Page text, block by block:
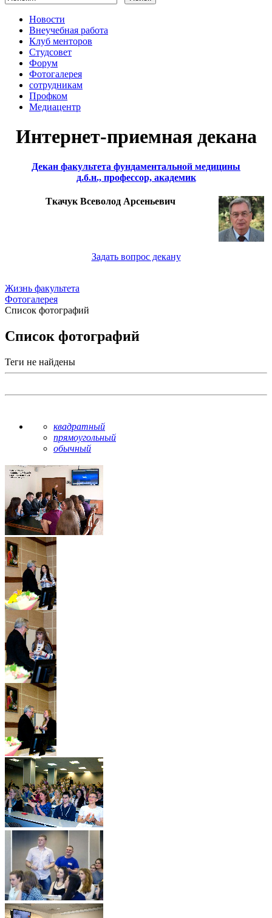
Новости
Внеучебная работа
Клуб менторов
Студсовет
Форум
Фотогалерея
сотрудникам
Профком
Медиацентр
Интернет-приемная декана
Декан факультета фундаментальной медицины
д.б.н., профессор, академик
Ткачук Всеволод Арсеньевич
Задать вопрос декану
Жизнь факультета
Фотогалерея
Список фотографий
Список фотографий
Теги не найдены
квадратный
прямоугольный
обычный